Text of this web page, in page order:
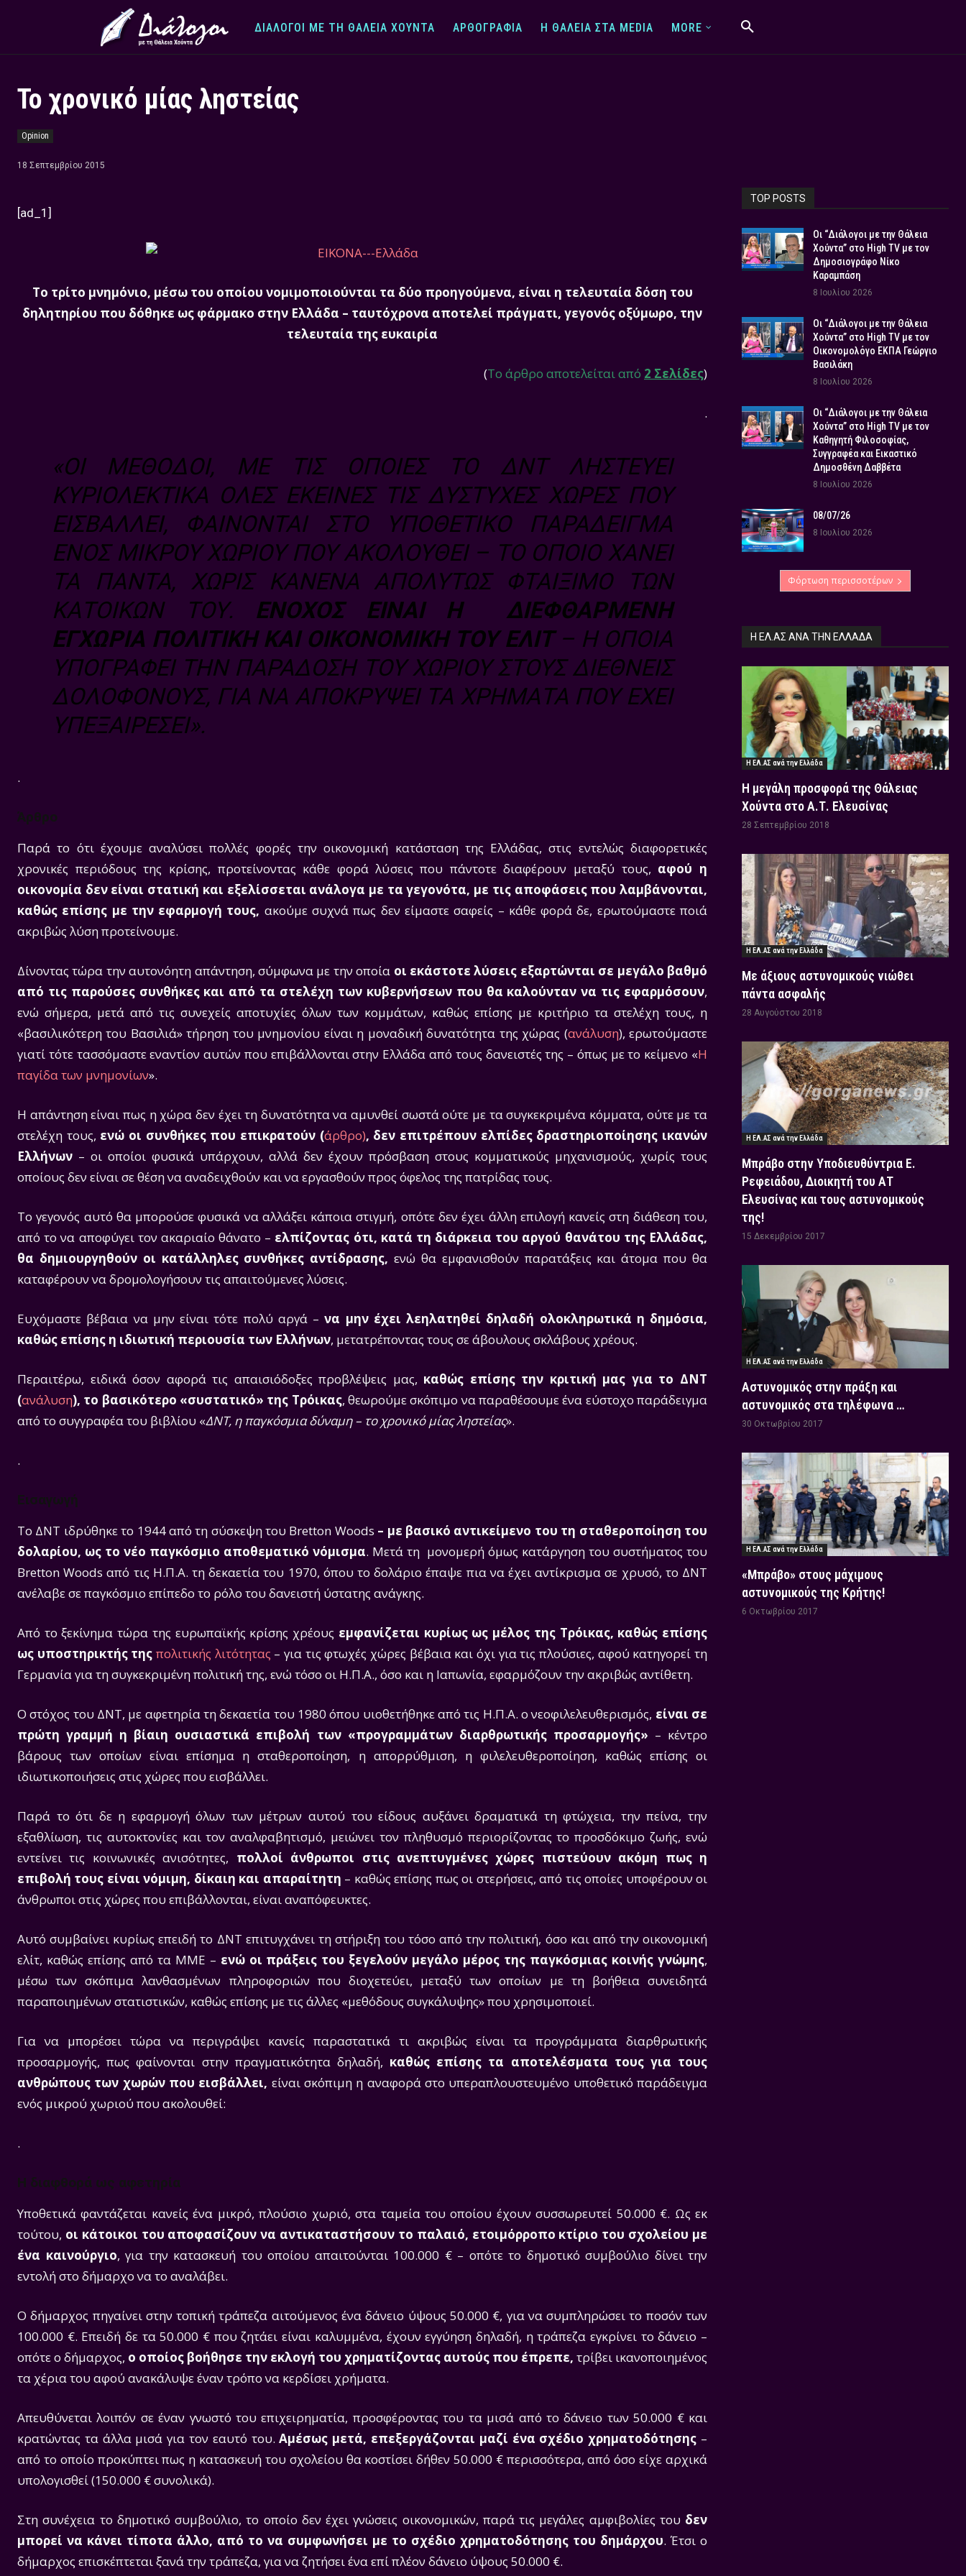
ΔΙΆΛΟΓΟΙ ΜΕ ΤΗ ΘΆΛΕΙΑ ΧΟΎΝΤΑ ΑΡΘΟΓΡΑΦΊΑ Η ΘΆΛΕΙΑ ΣΤΑ MEDIA MORE
Το χρονικό μίας ληστείας
Opinion
18 Σεπτεμβρίου 2015
[ad_1]
Το τρίτο μνημόνιο, μέσω του οποίου νομιμοποιούνται τα δύο προηγούμενα, είναι η τελευταία δόση του
δηλητηρίου που δόθηκε ως φάρμακο στην Ελλάδα – ταυτόχρονα αποτελεί πράγματι, γεγονός οξύμωρο, την
τελευταία της ευκαιρία
(To άρθρο αποτελείται από 2 Σελίδες)
.
«ΟΙ ΜΈΘΟΔΟΙ, ΜΕ ΤΙΣ ΟΠΟΊΕΣ ΤΟ ΔΝΤ ΛΗΣΤΕΎΕΙ
ΚΥΡΙΟΛΕΚΤΙΚΆ ΌΛΕΣ ΕΚΕΊΝΕΣ ΤΙΣ ΔΎΣΤΥΧΕΣ ΧΏΡΕΣ ΠΟΥ
ΕΙΣΒΆΛΛΕΙ, ΦΑΊΝΟΝΤΑΙ ΣΤΟ ΥΠΟΘΕΤΙΚΌ ΠΑΡΆΔΕΙΓΜΑ
ΕΝΌΣ ΜΙΚΡΟΎ ΧΩΡΙΟΎ ΠΟΥ ΑΚΟΛΟΥΘΕΊ – ΤΟ ΟΠΟΊΟ ΧΆΝΕΙ
ΤΑ ΠΆΝΤΑ, ΧΩΡΊΣ ΚΑΝΈΝΑ ΑΠΟΛΎΤΩΣ ΦΤΑΊΞΙΜΟ ΤΩΝ
ΚΑΤΟΊΚΩΝ ΤΟΥ. ΈΝΟΧΟΣ ΕΊΝΑΙ Η ΔΙΕΦΘΑΡΜΈΝΗ
ΕΓΧΏΡΙΑ ΠΟΛΙΤΙΚΉ ΚΑΙ ΟΙΚΟΝΟΜΙΚΉ ΤΟΥ ΕΛΊΤ– Η ΟΠΟΊΑ
ΥΠΟΓΡΆΦΕΙ ΤΗΝ ΠΑΡΆΔΟΣΗ ΤΟΥ ΧΩΡΙΟΎ ΣΤΟΥΣ ΔΙΕΘΝΕΊΣ
ΔΟΛΟΦΌΝΟΥΣ, ΓΙΑ ΝΑ ΑΠΟΚΡΎΨΕΙ ΤΑ ΧΡΉΜΑΤΑ ΠΟΥ ΈΧΕΙ
ΥΠΕΞΑΙΡΈΣΕΙ».
.
Άρθρο
Παρά το ότι έχουμε αναλύσει πολλές φορές την οικονομική κατάσταση της Ελλάδας, στις εντελώς διαφορετικές
χρονικές περιόδους της κρίσης, προτείνοντας κάθε φορά λύσεις που πάντοτε διαφέρουν μεταξύ τους, αφού η
οικονομία δεν είναι στατική και εξελίσσεται ανάλογα με τα γεγονότα, με τις αποφάσεις που λαμβάνονται,
καθώς επίσης με την εφαρμογή τους, ακούμε συχνά πως δεν είμαστε σαφείς – κάθε φορά δε, ερωτούμαστε ποιά
ακριβώς λύση προτείνουμε.
Δίνοντας τώρα την αυτονόητη απάντηση, σύμφωνα με την οποία οι εκάστοτε λύσεις εξαρτώνται σε μεγάλο βαθμό
από τις παρούσες συνθήκες και από τα στελέχη των κυβερνήσεων που θα καλούνταν να τις εφαρμόσουν,
ενώ σήμερα, μετά από τις συνεχείς αποτυχίες όλων των κομμάτων, καθώς επίσης με κριτήριο τα στελέχη τους, η
«βασιλικότερη του Βασιλιά» τήρηση του μνημονίου είναι η μοναδική δυνατότητα της χώρας (ανάλυση), ερωτούμαστε
γιατί τότε τασσόμαστε εναντίον αυτών που επιβάλλονται στην Ελλάδα από τους δανειστές της – όπως με το κείμενο «Η
παγίδα των μνημονίων».
Η απάντηση είναι πως η χώρα δεν έχει τη δυνατότητα να αμυνθεί σωστά ούτε με τα συγκεκριμένα κόμματα, ούτε με τα
στελέχη τους, ενώ οι συνθήκες που επικρατούν (άρθρο), δεν επιτρέπουν ελπίδες δραστηριοποίησης ικανών
Ελλήνων – οι οποίοι φυσικά υπάρχουν, αλλά δεν έχουν πρόσβαση στους κομματικούς μηχανισμούς, χωρίς τους
οποίους δεν είναι σε θέση να αναδειχθούν και να εργασθούν προς όφελος της πατρίδας τους.
Το γεγονός αυτό θα μπορούσε φυσικά να αλλάξει κάποια στιγμή, οπότε δεν έχει άλλη επιλογή κανείς στη διάθεση του,
από το να αποφύγει τον ακαριαίο θάνατο – ελπίζοντας ότι, κατά τη διάρκεια του αργού θανάτου της Ελλάδας,
θα δημιουργηθούν οι κατάλληλες συνθήκες αντίδρασης,ενώ θα εμφανισθούν παρατάξεις και άτομα που θα
καταφέρουν να δρομολογήσουν τις απαιτούμενες λύσεις.
Ευχόμαστε βέβαια να μην είναι τότε πολύ αργά –να μην έχει λεηλατηθεί δηλαδή ολοκληρωτικά η δημόσια,
καθώς επίσης η ιδιωτική περιουσία των Ελλήνων, μετατρέποντας τους σε άβουλους σκλάβους χρέους.
Περαιτέρω, ειδικά όσον αφορά τις απαισιόδοξες προβλέψεις μας, καθώς επίσης την κριτική μας για το ΔΝΤ
(ανάλυση), το βασικότερο «συστατικό» της Τρόικας, θεωρούμε σκόπιμο να παραθέσουμε ένα εύστοχο παράδειγμα
από το συγγραφέα του βιβλίου «ΔΝΤ, η παγκόσμια δύναμη – το χρονικό μίας ληστείας».
.
Εισαγωγή
Το ΔΝΤ ιδρύθηκε το 1944 από τη σύσκεψη του Bretton Woods – με βασικό αντικείμενο του τη σταθεροποίηση του
δολαρίου, ως το νέο παγκόσμιο αποθεματικό νόμισμα. Μετά τη μονομερή όμως κατάργηση του συστήματος του
Bretton Woods από τις Η.Π.Α. τη δεκαετία του 1970, όπου το δολάριο έπαψε πια να έχει αντίκρισμα σε χρυσό, το ΔΝΤ
ανέλαβε σε παγκόσμιο επίπεδο το ρόλο του δανειστή ύστατης ανάγκης.
Από το ξεκίνημα τώρα της ευρωπαϊκής κρίσης χρέους εμφανίζεται κυρίως ως μέλος της Τρόικας, καθώς επίσης
ως υποστηρικτής της πολιτικής λιτότητας – για τις φτωχές χώρες βέβαια και όχι για τις πλούσιες, αφού κατηγορεί τη
Γερμανία για τη συγκεκριμένη πολιτική της, ενώ τόσο οι Η.Π.Α., όσο και η Ιαπωνία, εφαρμόζουν την ακριβώς αντίθετη.
Ο στόχος του ΔΝΤ, με αφετηρία τη δεκαετία του 1980 όπου υιοθετήθηκε από τις Η.Π.Α. ο νεοφιλελευθερισμός, είναι σε
πρώτη γραμμή η βίαιη ουσιαστικά επιβολή των «προγραμμάτων διαρθρωτικής προσαρμογής» – κέντρο
βάρους των οποίων είναι επίσημα η σταθεροποίηση, η απορρύθμιση, η φιλελευθεροποίηση, καθώς επίσης οι
ιδιωτικοποιήσεις στις χώρες που εισβάλλει.
Παρά το ότι δε η εφαρμογή όλων των μέτρων αυτού του είδους αυξάνει δραματικά τη φτώχεια, την πείνα, την
εξαθλίωση, τις αυτοκτονίες και τον αναλφαβητισμό, μειώνει τον πληθυσμό περιορίζοντας το προσδόκιμο ζωής, ενώ
εντείνει τις κοινωνικές ανισότητες, πολλοί άνθρωποι στις ανεπτυγμένες χώρες πιστεύουν ακόμη πως η
επιβολή τους είναι νόμιμη, δίκαιη και απαραίτητη – καθώς επίσης πως οι στερήσεις, από τις οποίες υποφέρουν οι
άνθρωποι στις χώρες που επιβάλλονται, είναι αναπόφευκτες.
Αυτό συμβαίνει κυρίως επειδή το ΔΝΤ επιτυγχάνει τη στήριξη του τόσο από την πολιτική, όσο και από την οικονομική
ελίτ, καθώς επίσης από τα ΜΜΕ – ενώ οι πράξεις του ξεγελούν μεγάλο μέρος της παγκόσμιας κοινής γνώμης,
μέσω των σκόπιμα λανθασμένων πληροφοριών που διοχετεύει, μεταξύ των οποίων με τη βοήθεια συνειδητά
παραποιημένων στατιστικών, καθώς επίσης με τις άλλες «μεθόδους συγκάλυψης» που χρησιμοποιεί.
Για να μπορέσει τώρα να περιγράψει κανείς παραστατικά τι ακριβώς είναι τα προγράμματα διαρθρωτικής
προσαρμογής, πως φαίνονται στην πραγματικότητα δηλαδή, καθώς επίσης τα αποτελέσματα τους για τους
ανθρώπους των χωρών που εισβάλλει, είναι σκόπιμη η αναφορά στο υπεραπλουστευμένο υποθετικό παράδειγμα
ενός μικρού χωριού που ακολουθεί:
.
Η διαφθορά ως αφετηρία
Υποθετικά φαντάζεται κανείς ένα μικρό, πλούσιο χωριό, στα ταμεία του οποίου έχουν συσσωρευτεί 50.000 €. Ως εκ
τούτου, οι κάτοικοι του αποφασίζουν να αντικαταστήσουν το παλαιό, ετοιμόρροπο κτίριο του σχολείου με
ένα καινούργιο, για την κατασκευή του οποίου απαιτούνται 100.000 € – οπότε το δημοτικό συμβούλιο δίνει την
εντολή στο δήμαρχο να το αναλάβει.
Ο δήμαρχος πηγαίνει στην τοπική τράπεζα αιτούμενος ένα δάνειο ύψους 50.000 €, για να συμπληρώσει το ποσόν των
100.000 €. Επειδή δε τα 50.000 € που ζητάει είναι καλυμμένα, έχουν εγγύηση δηλαδή, η τράπεζα εγκρίνει το δάνειο –
οπότε ο δήμαρχος, ο οποίος βοήθησε την εκλογή του χρηματίζοντας αυτούς που έπρεπε, τρίβει ικανοποιημένος
τα χέρια του αφού ανακάλυψε έναν τρόπο να κερδίσει χρήματα.
Απευθύνεται λοιπόν σε έναν γνωστό του επιχειρηματία, προσφέροντας του τα μισά από το δάνειο των 50.000 € και
κρατώντας τα άλλα μισά για τον εαυτό του.Αμέσως μετά, επεξεργάζονται μαζί ένα σχέδιο χρηματοδότησης –
από το οποίο προκύπτει πως η κατασκευή του σχολείου θα κοστίσει δήθεν 50.000 € περισσότερα, από όσο είχε αρχικά
υπολογισθεί (150.000 € συνολικά).
Στη συνέχεια το δημοτικό συμβούλιο, το οποίο δεν έχει γνώσεις οικονομικών, παρά τις μεγάλες αμφιβολίες του δεν
μπορεί να κάνει τίποτα άλλο, από το να συμφωνήσει με το σχέδιο χρηματοδότησης του δημάρχου. Έτσι ο
δήμαρχος επισκέπτεται ξανά την τράπεζα, για να ζητήσει ένα επί πλέον δάνειο ύψους 50.000 €.
TOP POSTS
Οι “Διάλογοι με την Θάλεια
Χούντα” στο High TV με τον
Δημοσιογράφο Νίκο
Καραμπάση
8 Ιουλίου 2026
Οι “Διάλογοι με την Θάλεια
Χούντα” στο High TV με τον
Οικονομολόγο ΕΚΠΑ Γεώργιο
Βασιλάκη
8 Ιουλίου 2026
Οι “Διάλογοι με την Θάλεια
Χούντα” στο High TV με τον
Καθηγητή Φιλοσοφίας,
Συγγραφέα και Εικαστικό
Δημοσθένη Δαββέτα
8 Ιουλίου 2026
08/07/26
8 Ιουλίου 2026
Φόρτωση περισσοτέρων
Η ΕΛ.ΑΣ ΑΝΆ ΤΗΝ ΕΛΛΆΔΑ
Η ΕΛ.ΑΣ ανά την Ελλάδα
Η μεγάλη προσφορά της Θάλειας
Χούντα στο Α.Τ. Ελευσίνας
28 Σεπτεμβρίου 2018
Η ΕΛ.ΑΣ ανά την Ελλάδα
Με άξιους αστυνομικούς νιώθει
πάντα ασφαλής
28 Αυγούστου 2018
Η ΕΛ.ΑΣ ανά την Ελλάδα
Μπράβο στην Υποδιευθύντρια Ε.
Ρεφειάδου, Διοικητή του ΑΤ
Ελευσίνας και τους αστυνομικούς
της!
15 Δεκεμβρίου 2017
Η ΕΛ.ΑΣ ανά την Ελλάδα
Αστυνομικός στην πράξη και
αστυνομικός στα τηλέφωνα …
30 Οκτωβρίου 2017
Η ΕΛ.ΑΣ ανά την Ελλάδα
«Μπράβο» στους μάχιμους
αστυνομικούς της Κρήτης!
6 Οκτωβρίου 2017